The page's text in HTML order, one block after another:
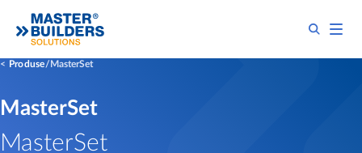
Produse MasterSet
MasterSet
MasterSet